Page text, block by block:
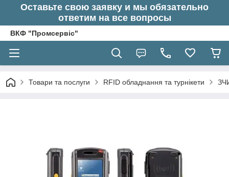
Оставьте свою заявку и мы обязательно
ответим на все вопросы
ВКФ "Промсервіс"
Товари та послуги RFID обладнання та турнікети